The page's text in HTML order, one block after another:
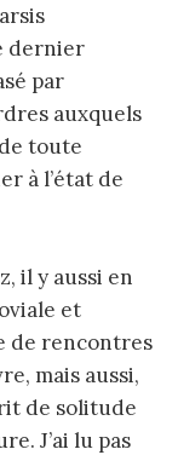
dernier
par
auxquels
toute
à l’état de
il y aussi en
et
de rencontres
mais aussi,
de solitude
J’ai lu pas